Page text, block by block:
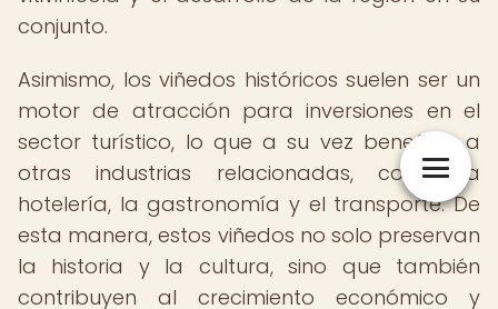
conjunto.
Asimismo, los viñedos históricos suelen ser un
motor de atracción para inversiones en el
sector turístico, lo que a su vez beneficia a
otras industrias relacionadas, como la
hotelería, la gastronomía y el transporte. De
esta manera, estos viñedos no solo preservan
la historia y la cultura, sino que también
contribuyen al crecimiento económico y